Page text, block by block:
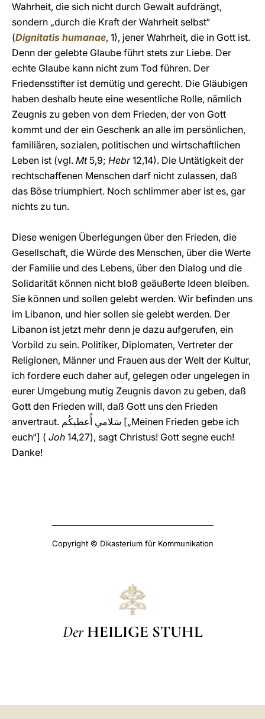
Wahrheit, die sich nicht durch Gewalt aufdrängt,
sondern „durch die Kraft der Wahrheit selbst“
(Dignitatis humanae, 1), jener Wahrheit, die in Gott ist.
Denn der gelebte Glaube führt stets zur Liebe. Der
echte Glaube kann nicht zum Tod führen. Der
Friedensstifter ist demütig und gerecht. Die Gläubigen
haben deshalb heute eine wesentliche Rolle, nämlich
Zeugnis zu geben von dem Frieden, der von Gott
kommt und der ein Geschenk an alle im persönlichen,
familiären, sozialen, politischen und wirtschaftlichen
Leben ist (vgl. Mt5,9; Hebr12,14). Die Untätigkeit der
rechtschaffenen Menschen darf nicht zulassen, daß
das Böse triumphiert. Noch schlimmer aber ist es, gar
nichts zu tun.
Diese wenigen Überlegungen über den Frieden, die
Gesellschaft, die Würde des Menschen, über die Werte
der Familie und des Lebens, über den Dialog und die
Solidarität können nicht bloß geäußerte Ideen bleiben.
Sie können und sollen gelebt werden. Wir befinden uns
im Libanon, und hier sollen sie gelebt werden. Der
Libanon ist jetzt mehr denn je dazu aufgerufen, ein
Vorbild zu sein. Politiker, Diplomaten, Vertreter der
Religionen, Männer und Frauen aus der Welt der Kultur,
ich fordere euch daher auf, gelegen oder ungelegen in
eurer Umgebung mutig Zeugnis davon zu geben, daß
Gott den Frieden will, daß Gott uns den Frieden
anvertraut. سَلامي أُعطيكُم [„Meinen Frieden gebe ich
euch“] ( Joh 14,27), sagt Christus! Gott segne euch!
Danke!
Copyright © Dikasterium für Kommunikation
Der HEILIGE STUHL